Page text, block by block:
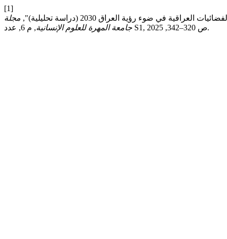
[1]
في ضوء رؤية العراق 2030 (دراسة تحليلية)",
مجلة
جامعة المهرة للعلوم الإنسانية
, م 6, عدد S1, ص 320–342, 2025.